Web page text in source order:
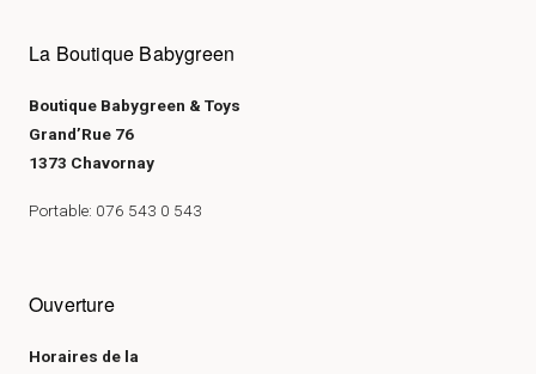
La Boutique Babygreen
Boutique Babygreen & Toys
Grand’Rue 76
1373 Chavornay
Portable: 076 543 0 543
Ouverture
Horaires de la